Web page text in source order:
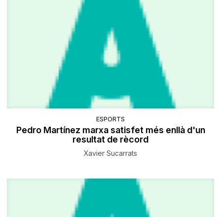
ESPORTS
Pedro Martínez marxa satisfet més enllà d'un
resultat de rècord
Xavier Sucarrats